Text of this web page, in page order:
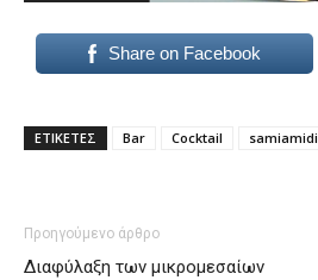
Share on Facebook
ΕΤΙΚΕΤΕΣ Bar Cocktail samiamidi
Προηγούμενο άρθρο
Διαφύλαξη των μικρομεσαίων